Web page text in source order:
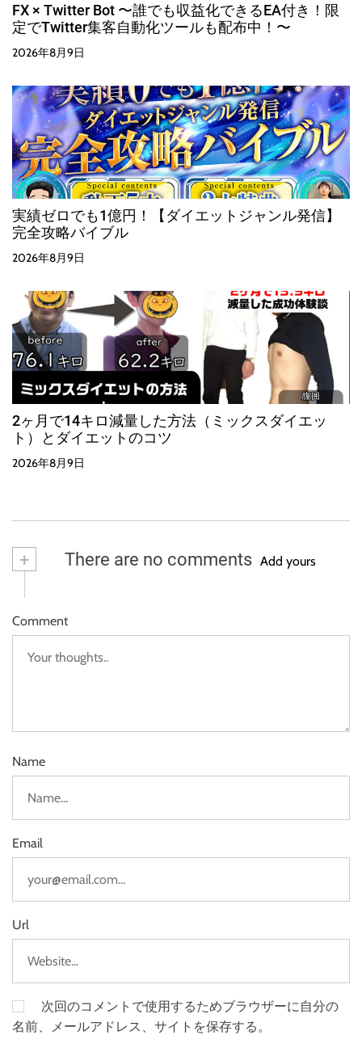
FX × Twitter Bot 〜誰でも収益化できるEA付き！限
定でTwitter集客自動化ツールも配布中！〜
2026年8月9日
実績ゼロでも1億円！【ダイエットジャンル発信】
完全攻略バイブル
2026年8月9日
2ヶ月で14キロ減量した方法（ミックスダイエッ
ト）とダイエットのコツ
2026年8月9日
+ There are no comments Add yours
Comment
Name
Email
Url
次回のコメントで使用するためブラウザーに自分の
名前、メールアドレス、サイトを保存する。